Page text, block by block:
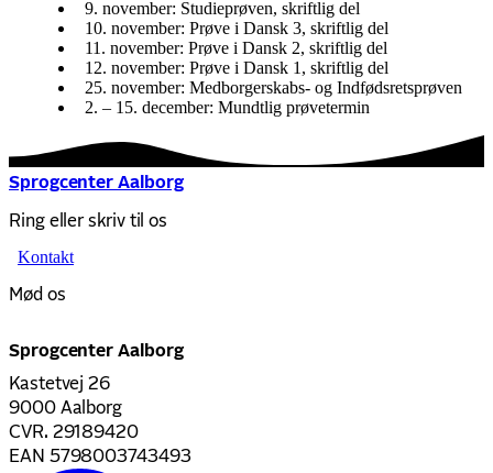
9. november: Studieprøven, skriftlig del
10. november: Prøve i Dansk 3, skriftlig del
11. november: Prøve i Dansk 2, skriftlig del
12. november: Prøve i Dansk 1, skriftlig del
25. november: Medborgerskabs- og Indfødsretsprøven
2. – 15. december: Mundtlig prøvetermin
Sprogcenter Aalborg
Ring eller skriv til os
Kontakt
Mød os
Sprogcenter Aalborg
Kastetvej 26
9000 Aalborg
CVR. 29189420
EAN 5798003743493